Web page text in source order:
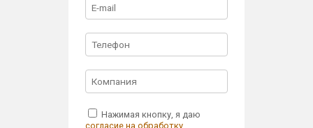
Нажимая кнопку, я даю
согласие на обработку